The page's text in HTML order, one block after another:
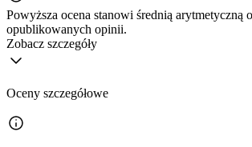
Powyższa ocena stanowi średnią arytmetyczną
opublikowanych opinii.
Zobacz szczegóły
Oceny szczegółowe